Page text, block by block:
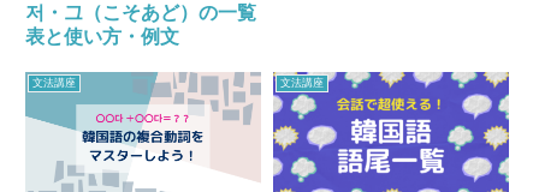
저・그（こそあど）の一覧
表と使い方・例文
文法講座 文法講座